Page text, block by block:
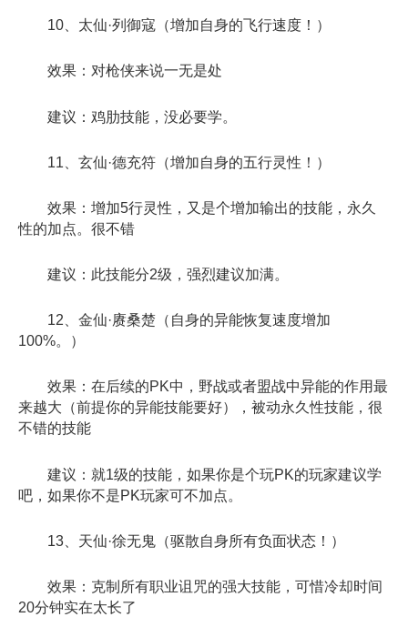
10、太仙·列御寇（增加自身的飞行速度！）
效果：对枪侠来说一无是处
建议：鸡肋技能，没必要学。
11、玄仙·德充符（增加自身的五行灵性！）
效果：增加5行灵性，又是个增加输出的技能，永久
性的加点。很不错
建议：此技能分2级，强烈建议加满。
12、金仙·赓桑楚（自身的异能恢复速度增加
100%。）
效果：在后续的PK中，野战或者盟战中异能的作用最
来越大（前提你的异能技能要好），被动永久性技能，很
不错的技能
建议：就1级的技能，如果你是个玩PK的玩家建议学
吧，如果你不是PK玩家可不加点。
13、天仙·徐无鬼（驱散自身所有负面状态！）
效果：克制所有职业诅咒的强大技能，可惜冷却时间
20分钟实在太长了